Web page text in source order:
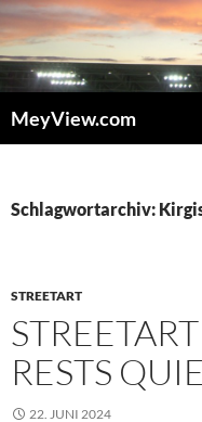
Zum
Inhalt
springen
MeyView.com
Schlagwortarchiv:
STREETART
RESTS
22. JUNI 2024